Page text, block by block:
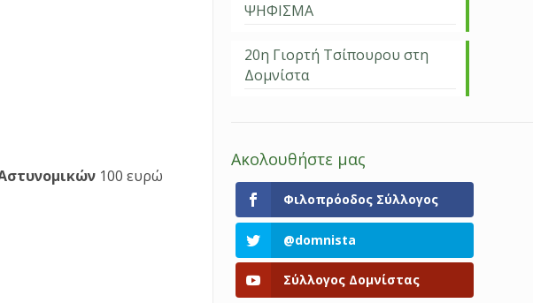
100 ευρώ
ΨΗΦΙΣΜΑ
20η Γιορτή Τσίπουρου στη
Δομνίστα
Ακολουθήστε μας
Φιλοπρόοδος Σύλλογος
@domnista
Σύλλογος Δομνίστας